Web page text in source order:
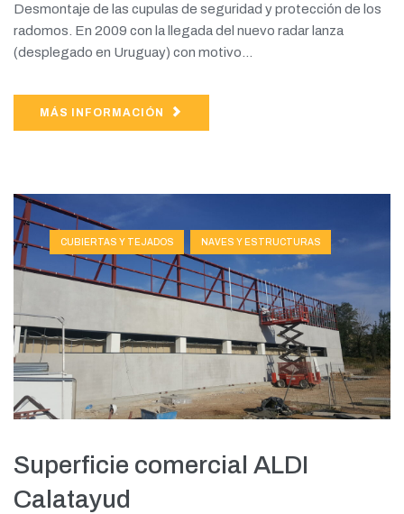
Desmontaje de las cupulas de seguridad y protección de los
radomos. En 2009 con la llegada del nuevo radar lanza
(desplegado en Uruguay) con motivo...
MÁS INFORMACIÓN
CUBIERTAS Y TEJADOS NAVES Y ESTRUCTURAS
Superficie comercial ALDI
Calatayud